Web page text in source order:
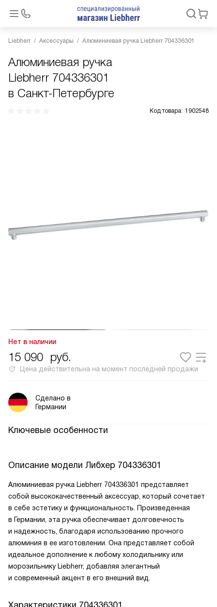
Liebherr Аксессуары Алюминиевая ручка Liebherr 704336301
Алюминиевая ручка
Liebherr 704336301
в Санкт-Петербурге
Код товара: 1902548
Нет в наличии
15 090 руб.
Цена действительна на момент последней продажи
Сделано в
Германии
Ключевые особенности
Описание модели Либхер 704336301
Алюминиевая ручка Liebherr 704336301 представляет
собой высококачественный аксессуар, который сочетает
в себе эстетику и функциональность. Произведенная
в Германии, эта ручка обеспечивает долговечность
и надежность, благодаря использованию прочного
алюминия в ее изготовлении. Она представляет собой
идеальное дополнение к любому холодильнику или
морозильнику Liebherr, добавляя элегантный
и современный акцент в его внешний вид.
Характеристики 704336301